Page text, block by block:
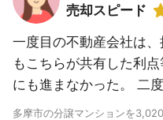
売却スピード
一度目の不動産会社は
もこちらが共有した利
にも進まなかった。 二
多摩市の分譲マンションを